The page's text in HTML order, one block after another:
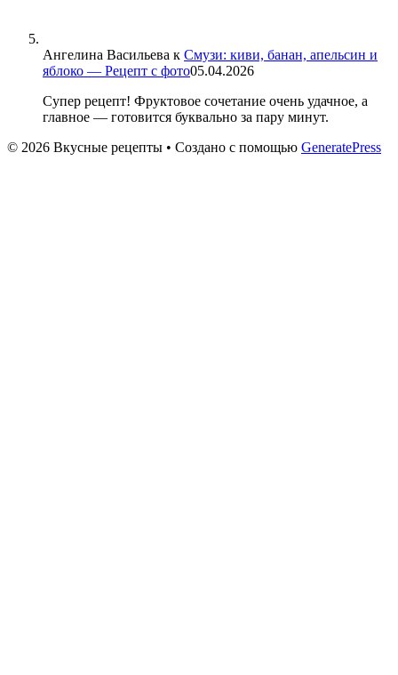
Ангелина Васильева к Смузи: киви, банан, апельсин и
яблоко — Рецепт с фото05.04.2026
Супер рецепт! Фруктовое сочетание очень удачное, а
главное — готовится буквально за пару минут.
© 2026 Вкусные рецепты • Создано с помощью GeneratePress